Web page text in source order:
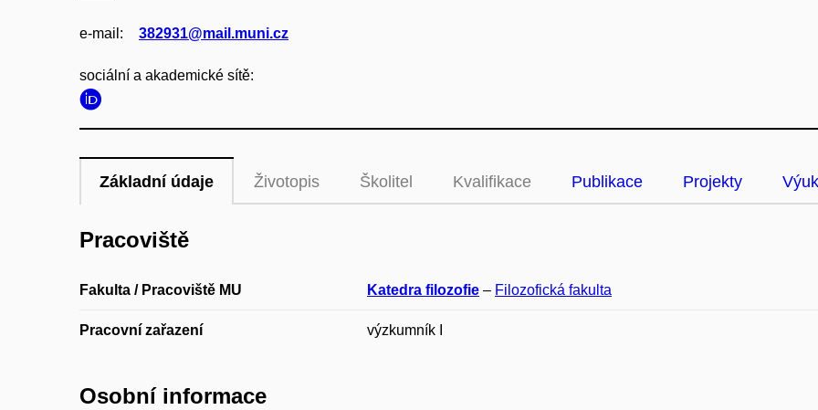
e‑mail: 382931@mail.muni.cz
sociální a akademické sítě:
Základní údaje Životopis Školitel Kvalifikace Publikace Projekty
Pracoviště
Fakulta / Pracoviště MU Katedra filozofie – Filozofická fakulta
Pracovní zařazení výzkumník I
Osobní informace